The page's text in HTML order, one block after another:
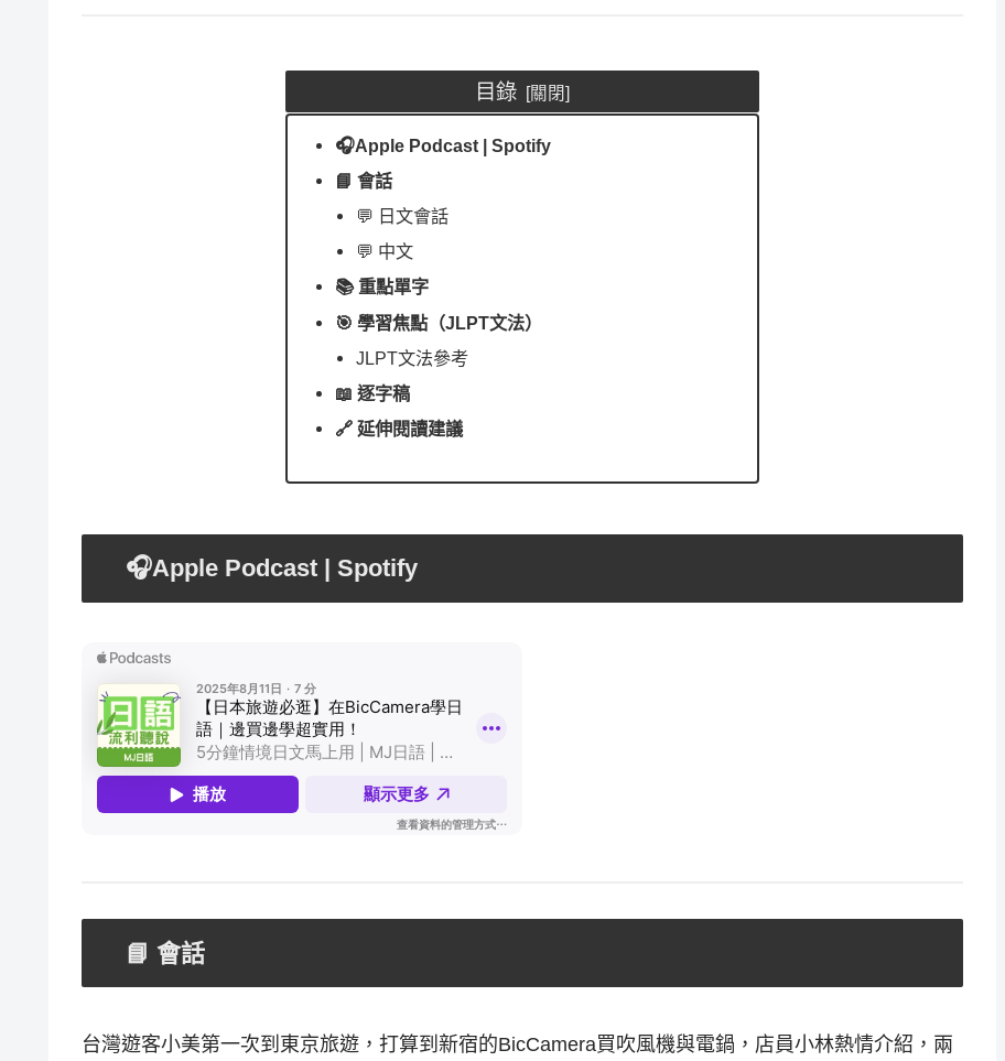
目錄
🎧Apple Podcast | Spotify
📘 會話
💬 日文會話
💬 中文
📚 重點單字
🎯 學習焦點（JLPT文法）
JLPT文法參考
📖 逐字稿
🔗 延伸閱讀建議
🎧Apple Podcast | Spotify
📘 會話
台灣遊客小美第一次到東京旅遊，打算到新宿的BicCamera買吹風機與電鍋，店員小林熱情介紹，兩